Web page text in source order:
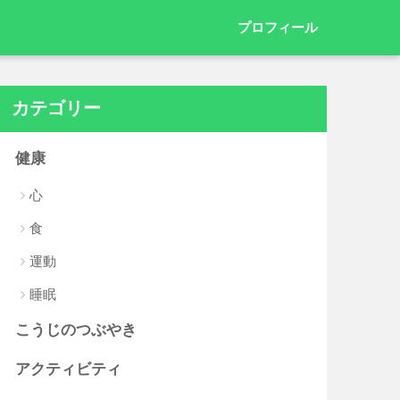
プロフィール
カテゴリー
健康
心
食
運動
睡眠
こうじのつぶやき
アクティビティ